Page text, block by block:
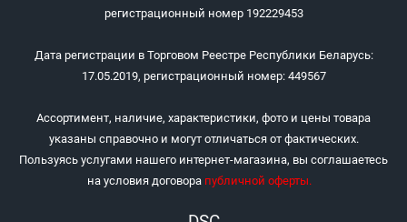
регистрационный номер 192229453
Дата регистрации в Торговом Реестре Республики Беларусь:
17.05.2019, регистрационный номер: 449567
Ассортимент, наличие, характеристики, фото и цены товара
указаны справочно и могут отличаться от фактических.
Пользуясь услугами нашего интернет-магазина, вы соглашаетесь
на условия договора публичной оферты.